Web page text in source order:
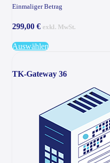
Einmaliger Betrag
299,00 € exkl. MwSt.
Auswählen
TK-Gateway 36